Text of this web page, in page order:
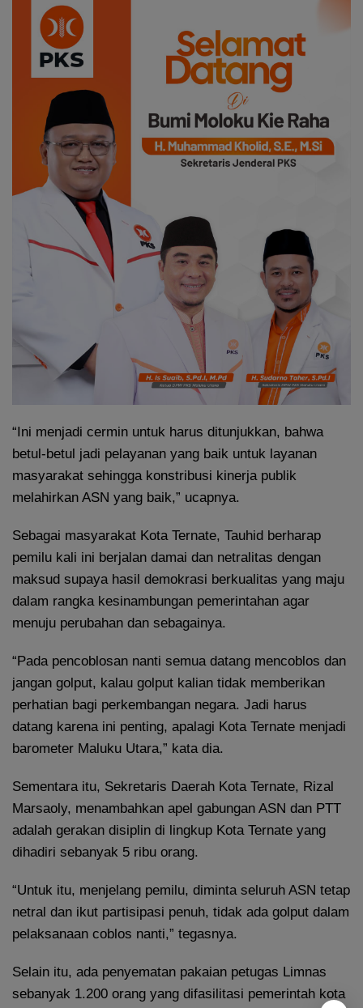
“Ini menjadi cermin untuk harus ditunjukkan, bahwa
betul-betul jadi pelayanan yang baik untuk layanan
masyarakat sehingga konstribusi kinerja publik
melahirkan ASN yang baik,” ucapnya.
Sebagai masyarakat Kota Ternate, Tauhid berharap
pemilu kali ini berjalan damai dan netralitas dengan
maksud supaya hasil demokrasi berkualitas yang maju
dalam rangka kesinambungan pemerintahan agar
menuju perubahan dan sebagainya.
“Pada pencoblosan nanti semua datang mencoblos dan
jangan golput, kalau golput kalian tidak memberikan
perhatian bagi perkembangan negara. Jadi harus
datang karena ini penting, apalagi Kota Ternate menjadi
barometer Maluku Utara,” kata dia.
Sementara itu, Sekretaris Daerah Kota Ternate, Rizal
Marsaoly, menambahkan apel gabungan ASN dan PTT
adalah gerakan disiplin di lingkup Kota Ternate yang
dihadiri sebanyak 5 ribu orang.
“Untuk itu, menjelang pemilu, diminta seluruh ASN tetap
netral dan ikut partisipasi penuh, tidak ada golput dalam
pelaksanaan coblos nanti,” tegasnya.
Selain itu, ada penyematan pakaian petugas Limnas
sebanyak 1.200 orang yang difasilitasi pemerintah kota